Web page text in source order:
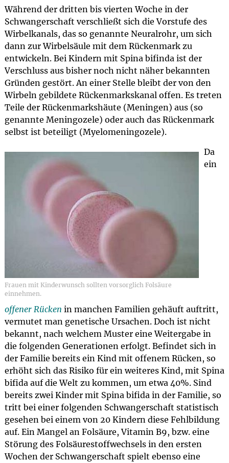
Während der dritten bis vierten Woche in der
Schwangerschaft verschließt sich die Vorstufe des
Wirbelkanals, das so genannte Neuralrohr, um sich
dann zur Wirbelsäule mit dem Rückenmark zu
entwickeln. Bei Kindern mit Spina bifinda ist der
Verschluss aus bisher noch nicht näher bekannten
Gründen gestört. An einer Stelle bleibt der von den
Wirbeln gebildete Rückenmarkskanal offen. Es treten
Teile der Rückenmarkshäute (Meningen) aus (so
genannte Meningozele) oder auch das Rückenmark
selbst ist beteiligt (Myelomeningozele).
Frauen mit Kinderwunsch sollten vorsorglich Folsäure
einnehmen.
Da
ein
offener Rücken in manchen Familien gehäuft auftritt,
vermutet man genetische Ursachen. Doch ist nicht
bekannt, nach welchem Muster eine Weitergabe in
die folgenden Generationen erfolgt. Befindet sich in
der Familie bereits ein Kind mit offenem Rücken, so
erhöht sich das Risiko für ein weiteres Kind, mit Spina
bifida auf die Welt zu kommen, um etwa 40%. Sind
bereits zwei Kinder mit Spina bifida in der Familie, so
tritt bei einer folgenden Schwangerschaft statistisch
gesehen bei einem von 20 Kindern diese Fehlbildung
auf. Ein Mangel an Folsäure, Vitamin B9, bzw. eine
Störung des Folsäurestoffwechsels in den ersten
Wochen der Schwangerschaft spielt ebenso eine